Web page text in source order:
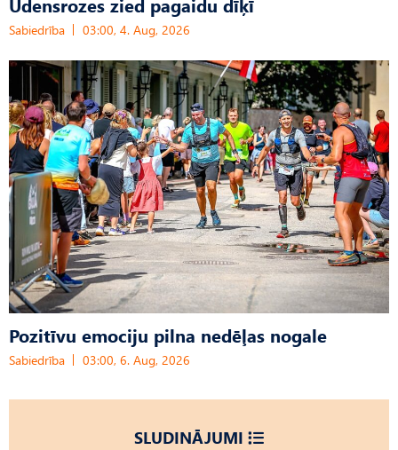
Sabiedrība 03:00, 4. Aug, 2026
Pozitīvu emociju pilna nedēļas nogale
Sabiedrība 03:00, 6. Aug, 2026
SLUDINĀJUMI